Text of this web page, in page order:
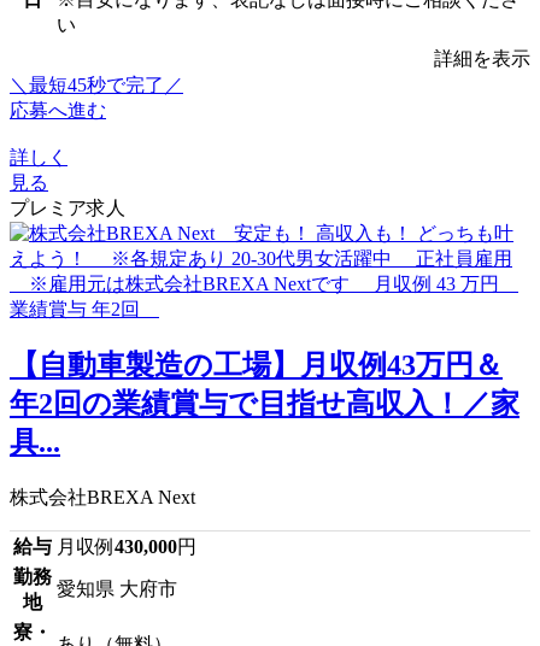
い
詳細を表示
＼最短45秒で完了／
応募へ進む
詳しく
見る
プレミア求人
【自動車製造の工場】月収例43万円＆
年2回の業績賞与で目指せ高収入！／家
具...
株式会社BREXA Next
給与 月収例 430,000円
勤務
地
愛知県 大府市
寮・